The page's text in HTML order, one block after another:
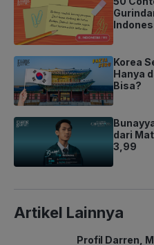
Korea
Hanya
Bisa?
dari
3,99
Artikel Lainnya
Profil Darren,